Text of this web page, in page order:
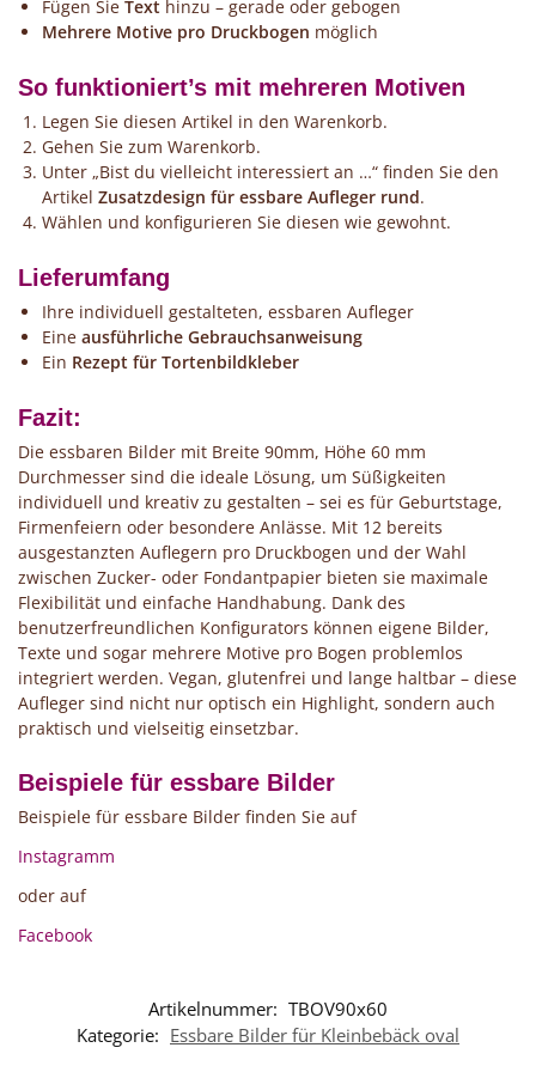
Fügen Sie Text hinzu – gerade oder gebogen
Mehrere Motive pro Druckbogen möglich
So funktioniert’s mit mehreren Motiven
Legen Sie diesen Artikel in den Warenkorb.
Gehen Sie zum Warenkorb.
Unter „Bist du vielleicht interessiert an …“ finden Sie den
Artikel Zusatzdesign für essbare Aufleger rund.
Wählen und konfigurieren Sie diesen wie gewohnt.
Lieferumfang
Ihre individuell gestalteten, essbaren Aufleger
Eine ausführliche Gebrauchsanweisung
Ein Rezept für Tortenbildkleber
Fazit:
Die essbaren Bilder mit Breite 90mm, Höhe 60 mm
Durchmesser sind die ideale Lösung, um Süßigkeiten
individuell und kreativ zu gestalten – sei es für Geburtstage,
Firmenfeiern oder besondere Anlässe. Mit 12 bereits
ausgestanzten Auflegern pro Druckbogen und der Wahl
zwischen Zucker- oder Fondantpapier bieten sie maximale
Flexibilität und einfache Handhabung. Dank des
benutzerfreundlichen Konfigurators können eigene Bilder,
Texte und sogar mehrere Motive pro Bogen problemlos
integriert werden. Vegan, glutenfrei und lange haltbar – diese
Aufleger sind nicht nur optisch ein Highlight, sondern auch
praktisch und vielseitig einsetzbar.
Beispiele für essbare Bilder
Beispiele für essbare Bilder finden Sie auf
Instagramm
oder auf
Facebook
Artikelnummer: TBOV90x60
Kategorie: Essbare Bilder für Kleinbebäck oval